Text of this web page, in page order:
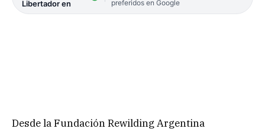
Libertador en
preferidos en Google
Desde la Fundación Rewilding Argentina